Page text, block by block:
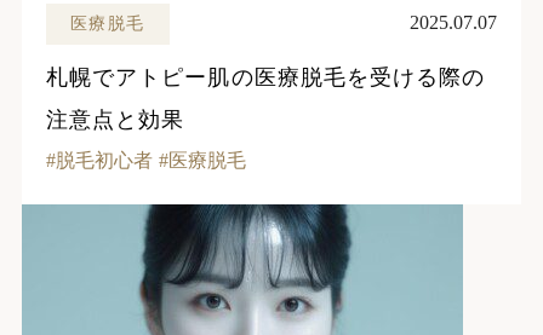
医療脱毛 2025.07.07
札幌でアトピー肌の医療脱毛を受ける際の
注意点と効果
脱毛初心者 医療脱毛